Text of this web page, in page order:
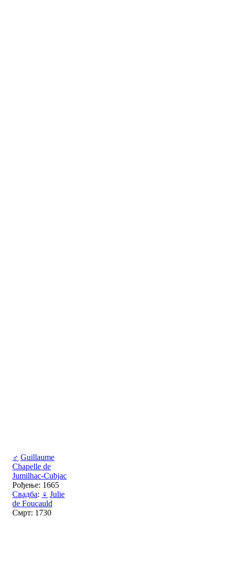
♂ Guillaume
Chapelle de
Jumilhac-Cubjac
Рођење: 1665
Свадба: ♀ Julie
de Foucauld
Смрт: 1730